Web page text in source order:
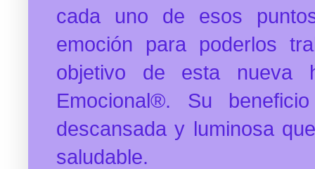
cada uno de esos
emoción para poderlos
objetivo de esta nueva
Emocional®. Su
descansada y luminosa
saludable.